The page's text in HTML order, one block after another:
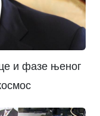
и фазе њеног